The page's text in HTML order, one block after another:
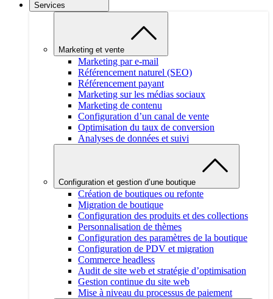
Services
Marketing et vente
Marketing par e-mail
Référencement naturel (SEO)
Référencement payant
Marketing sur les médias sociaux
Marketing de contenu
Configuration d’un canal de vente
Optimisation du taux de conversion
Analyses de données et suivi
Configuration et gestion d’une boutique
Création de boutiques ou refonte
Migration de boutique
Configuration des produits et des collections
Personnalisation de thèmes
Configuration des paramètres de la boutique
Configuration de PDV et migration
Commerce headless
Audit de site web et stratégie d’optimisation
Gestion continue du site web
Mise à niveau du processus de paiement